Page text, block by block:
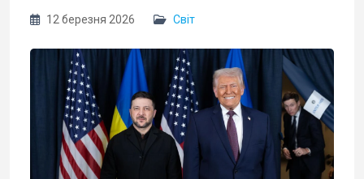
12 березня 2026 Світ